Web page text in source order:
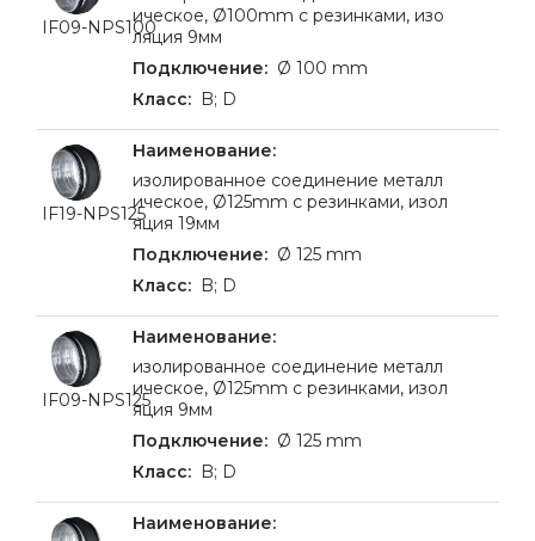
IF09-NPS100
ическое, Ø100mm с резинками, изо
ляция 9мм
Ø 100 mm
B; D
IF19-NPS125
изолированное соединение металл
ическое, Ø125mm с резинками, изол
яция 19мм
Ø 125 mm
B; D
IF09-NPS125
изолированное соединение металл
ическое, Ø125mm с резинками, изол
яция 9мм
Ø 125 mm
B; D